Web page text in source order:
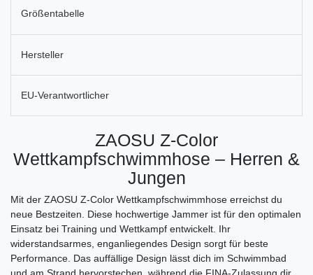
Größentabelle
Hersteller
EU-Verantwortlicher
ZAOSU Z-Color
Wettkampfschwimmhose – Herren &
Jungen
Mit der ZAOSU Z-Color Wettkampfschwimmhose erreichst du
neue Bestzeiten. Diese hochwertige Jammer ist für den optimalen
Einsatz bei Training und Wettkampf entwickelt. Ihr
widerstandsarmes, enganliegendes Design sorgt für beste
Performance. Das auffällige Design lässt dich im Schwimmbad